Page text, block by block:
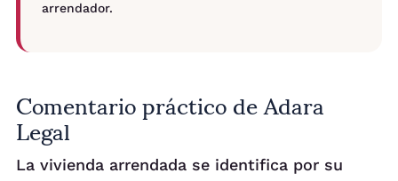
arrendador.
Comentario práctico de Adara
Legal
La vivienda arrendada se identifica por su